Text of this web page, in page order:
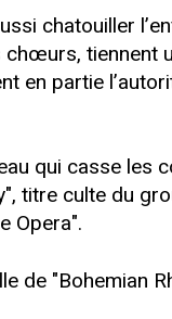
chatouiller
en partie
qui casse les
titre culte du
Opera".
de "Bohemian